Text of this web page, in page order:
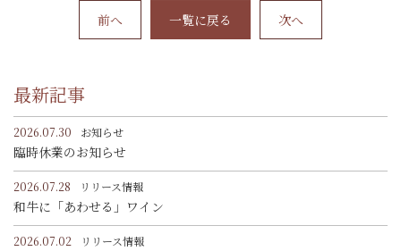
前へ 一覧に戻る 次へ
最新記事
2026.07.30 お知らせ
臨時休業のお知らせ
2026.07.28 リリース情報
和牛に「あわせる」ワイン
2026.07.02 リリース情報